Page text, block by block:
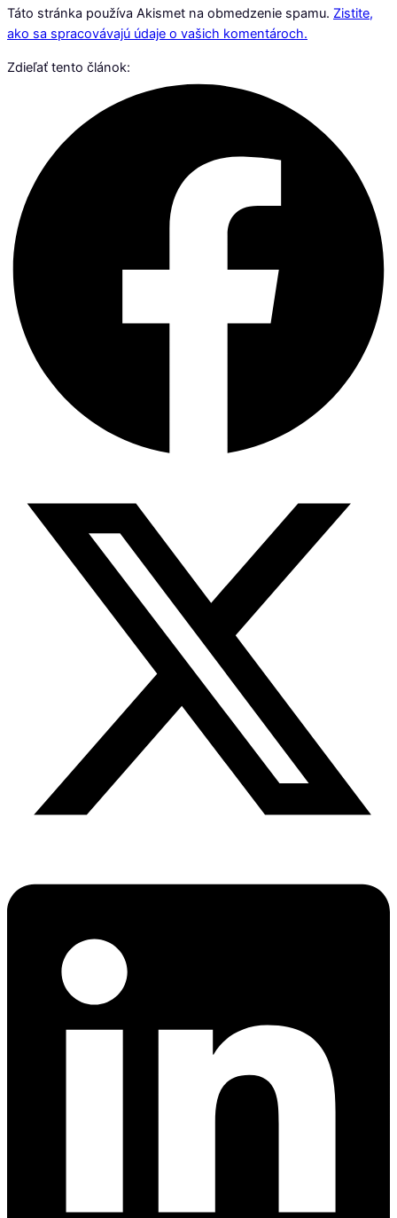
Táto stránka používa Akismet na obmedzenie spamu. Zistite,
ako sa spracovávajú údaje o vašich komentároch.
Zdieľať tento článok: